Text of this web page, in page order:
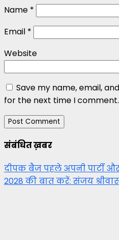
Name *
Email *
Website
Save my name, email,
for the next time I comment.
संबंधित ख़बर
दीपक बैज पहले अपनी पार्टी
2028 की बात करें: संजय